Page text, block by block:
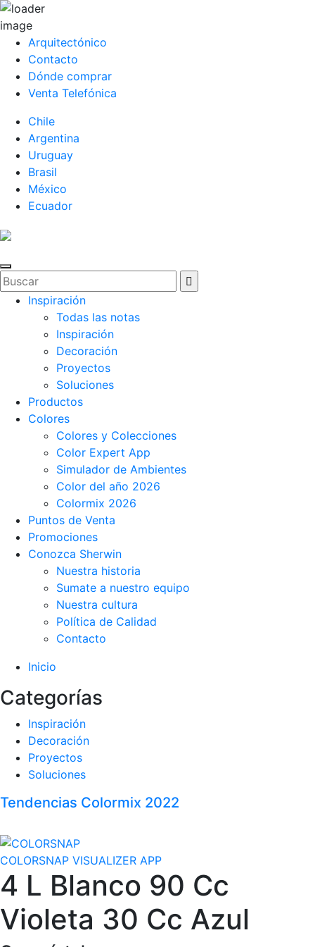
Arquitectónico
Contacto
Dónde comprar
Venta Telefónica
Chile
Argentina
Uruguay
Brasil
México
Ecuador
Inspiración
Todas las notas
Inspiración
Decoración
Proyectos
Soluciones
Productos
Colores
Colores y Colecciones
Color Expert App
Simulador de Ambientes
Color del año 2026
Colormix 2026
Puntos de Venta
Promociones
Conozca Sherwin
Nuestra historia
Sumate a nuestro equipo
Nuestra cultura
Política de Calidad
Contacto
Inicio
Categorías
Inspiración
Decoración
Proyectos
Soluciones
Tendencias Colormix 2022
COLORSNAP VISUALIZER APP
4 L Blanco 90 Cc
Violeta 30 Cc Azul